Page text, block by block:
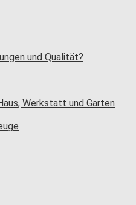
und Qualität?
Werkstatt und Garten